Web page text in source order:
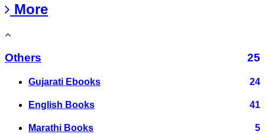
More
Others 25
Gujarati Ebooks 24
English Books 41
Marathi Books 5